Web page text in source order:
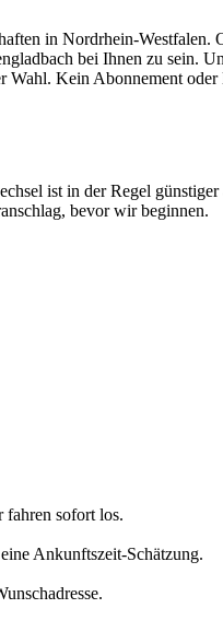
in Nordrhein-Westfalen.
bei Ihnen zu sein.
Wahl. Kein Abonnement
ist in der Regel
bevor wir beginnen.
fahren sofort los.
Ankunftszeit-Schätzung.